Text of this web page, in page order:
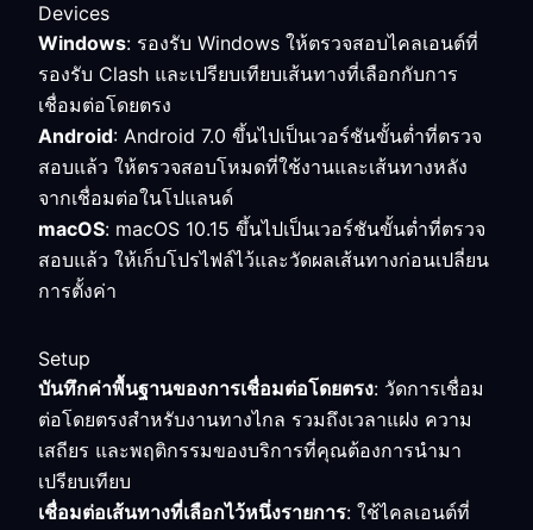
Devices
Windows: รองรับ Windows ให้ตรวจสอบไคลเอนต์ที่
รองรับ Clash และเปรียบเทียบเส้นทางที่เลือกกับการ
เชื่อมต่อโดยตรง
Android: Android 7.0 ขึ้นไปเป็นเวอร์ชันขั้นต่ำที่ตรวจ
สอบแล้ว ให้ตรวจสอบโหมดที่ใช้งานและเส้นทางหลัง
จากเชื่อมต่อในโปแลนด์
macOS: macOS 10.15 ขึ้นไปเป็นเวอร์ชันขั้นต่ำที่ตรวจ
สอบแล้ว ให้เก็บโปรไฟล์ไว้และวัดผลเส้นทางก่อนเปลี่ยน
การตั้งค่า
Setup
บันทึกค่าพื้นฐานของการเชื่อมต่อโดยตรง: วัดการเชื่อม
ต่อโดยตรงสำหรับงานทางไกล รวมถึงเวลาแฝง ความ
เสถียร และพฤติกรรมของบริการที่คุณต้องการนำมา
เปรียบเทียบ
เชื่อมต่อเส้นทางที่เลือกไว้หนึ่งรายการ: ใช้ไคลเอนต์ที่